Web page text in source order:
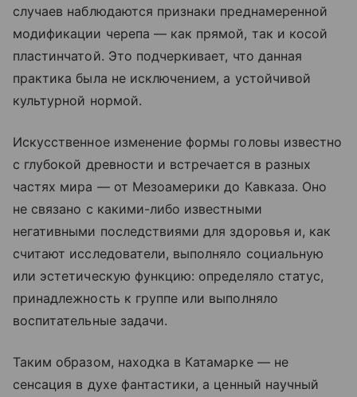
случаев наблюдаются признаки преднамеренной
модификации черепа — как прямой, так и косой
пластинчатой. Это подчеркивает, что данная
практика была не исключением, а устойчивой
культурной нормой.
Искусственное изменение формы головы известно
с глубокой древности и встречается в разных
частях мира — от Мезоамерики до Кавказа. Оно
не связано с какими-либо известными
негативными последствиями для здоровья и, как
считают исследователи, выполняло социальную
или эстетическую функцию: определяло статус,
принадлежность к группе или выполняло
воспитательные задачи.
Таким образом, находка в Катамарке — не
сенсация в духе фантастики, а ценный научный